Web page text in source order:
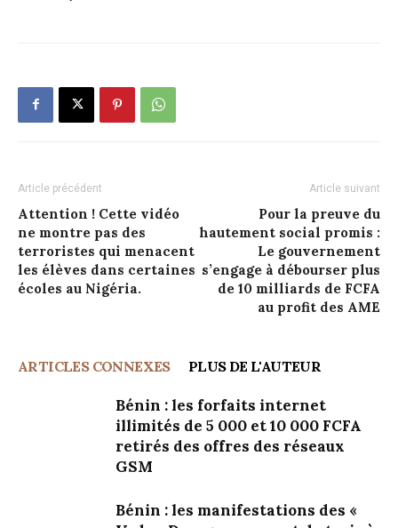
Article précédent
Attention ! Cette vidéo
ne montre pas des
terroristes qui menacent
les élèves dans certaines
écoles au Nigéria.
Article suivant
Pour la preuve du
hautement social promis :
Le gouvernement
s’engage à débourser plus
de 10 milliards de FCFA
au profit des AME
ARTICLES CONNEXES PLUS DE L'AUTEUR
Bénin : les forfaits internet
illimités de 5 000 et 10 000 FCFA
retirés des offres des réseaux
GSM
Bénin : les manifestations des «